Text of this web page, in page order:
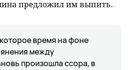
предложил им выпить.
время на фоне
между
произошла ссора, в